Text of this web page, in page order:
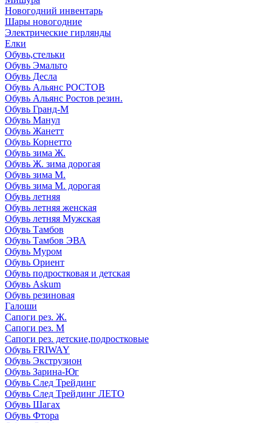
Новогодний инвентарь
Шары новогодние
Электрические гирлянды
Елки
Обувь,стельки
Обувь Эмальто
Обувь Десла
Обувь Альянс РОСТОВ
Обувь Альянс Ростов резин.
Обувь Гранд-М
Обувь Манул
Обувь Жанетт
Обувь Корнетто
Обувь зима Ж.
Обувь Ж. зима дорогая
Обувь зима М.
Обувь зима М. дорогая
Обувь летняя
Обувь летняя женская
Обувь летняя Мужская
Обувь Тамбов
Обувь Тамбов ЭВА
Обувь Муром
Обувь Ориент
Обувь подростковая и детская
Обувь Askum
Обувь резиновая
Галоши
Сапоги рез. Ж.
Сапоги рез. М
Сапоги рез. детские,подростковые
Обувь FRIWAY
Обувь Экструзион
Обувь Зарина-Юг
Обувь След Трейдинг
Обувь След Трейдинг ЛЕТО
Обувь Шагах
Обувь Фтора